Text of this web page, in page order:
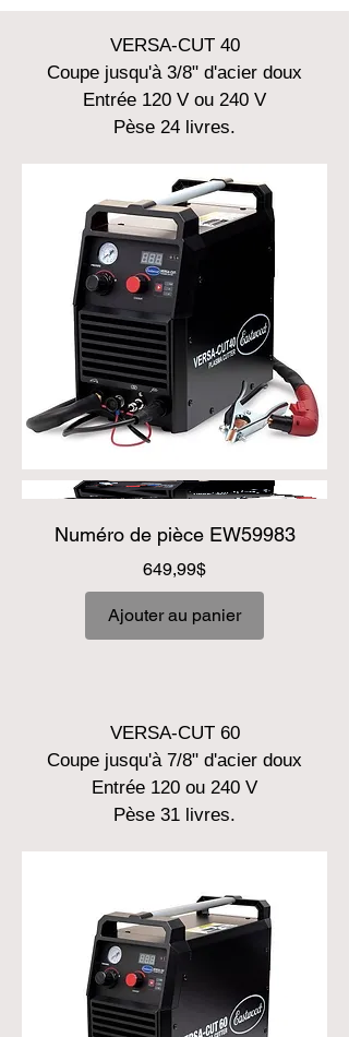
VERSA-CUT 40
Coupe jusqu'à 3/8" d'acier doux
Entrée 120 V ou 240 V
Pèse 24 livres.
Numéro de pièce EW59983
649,99$Prix
Ajouter au panier
VERSA-CUT 60
Coupe jusqu'à 7/8" d'acier doux
Entrée 120 ou 240 V
Pèse 31 livres.